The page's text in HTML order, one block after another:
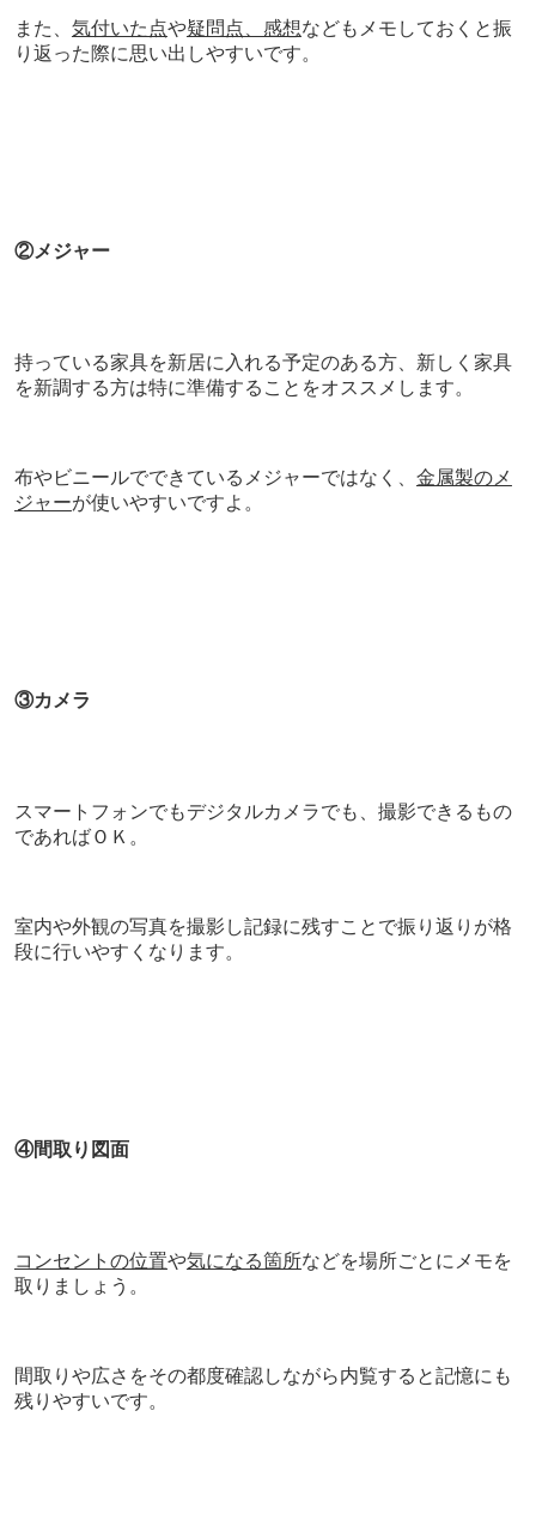
また、 気付いた点や疑問点、感想などもメモしておくと振
り返った際に思い出しやすいです。
②メジャー
持っている家具を新居に入れる予定のある方、新しく家具
を新調する方は特に準備することをオススメします。
布やビニールでできているメジャーではなく、 金属製のメ
ジャーが使いやすいですよ。
③カメラ
スマートフォンでもデジタルカメラでも、撮影できるもの
であればＯＫ。
室内や外観の写真を撮影し記録に残すことで振り返りが格
段に行いやすくなります。
④間取り図面
コンセントの位置や気になる箇所などを場所ごとにメモを
取りましょう。
間取りや広さをその都度確認しながら内覧すると記憶にも
残りやすいです。